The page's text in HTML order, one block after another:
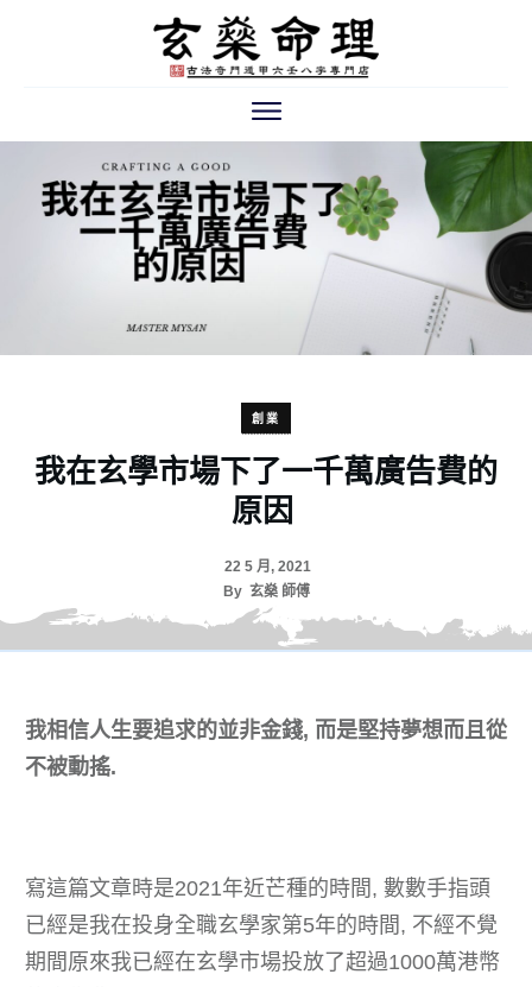
創業
我在玄學市場下了一千萬廣告費的
原因
22 5 月, 2021
By 玄燊 師傅
我相信人生要追求的並非金錢, 而是堅持夢想而且從
不被動搖.
寫這篇文章時是2021年近芒種的時間, 數數手指頭
已經是我在投身全職玄學家第5年的時間, 不經不覺
期間原來我已經在玄學市場投放了超過1000萬港幣